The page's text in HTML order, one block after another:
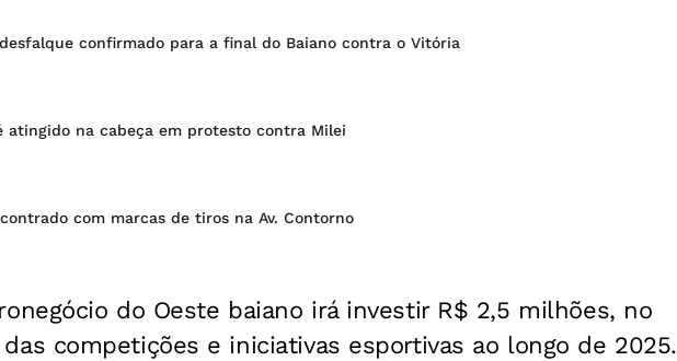
confirmado para a final do Baiano contra o Vitória
atingido na cabeça em protesto contra Milei
com marcas de tiros na Av. Contorno
do Oeste baiano irá investir R$ 2,5 milhões, no
competições e iniciativas esportivas ao longo de 2025.